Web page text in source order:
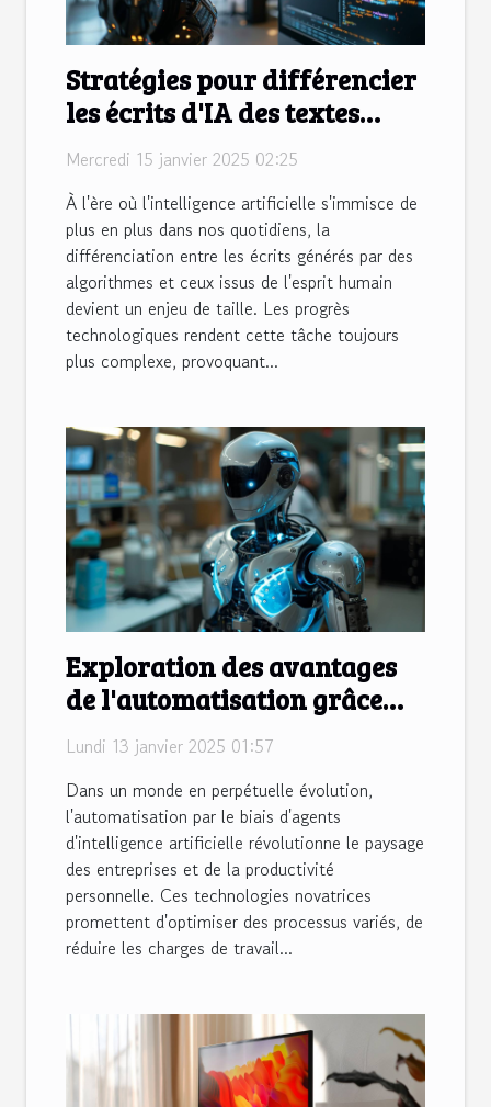
Stratégies pour différencier
les écrits d'IA des textes
humains
Mercredi 15 janvier 2025 02:25
À l'ère où l'intelligence artificielle s'immisce de
plus en plus dans nos quotidiens, la
différenciation entre les écrits générés par des
algorithmes et ceux issus de l'esprit humain
devient un enjeu de taille. Les progrès
technologiques rendent cette tâche toujours
plus complexe, provoquant...
Exploration des avantages
de l'automatisation grâce
aux agents IA
Lundi 13 janvier 2025 01:57
Dans un monde en perpétuelle évolution,
l'automatisation par le biais d'agents
d'intelligence artificielle révolutionne le paysage
des entreprises et de la productivité
personnelle. Ces technologies novatrices
promettent d'optimiser des processus variés, de
réduire les charges de travail...